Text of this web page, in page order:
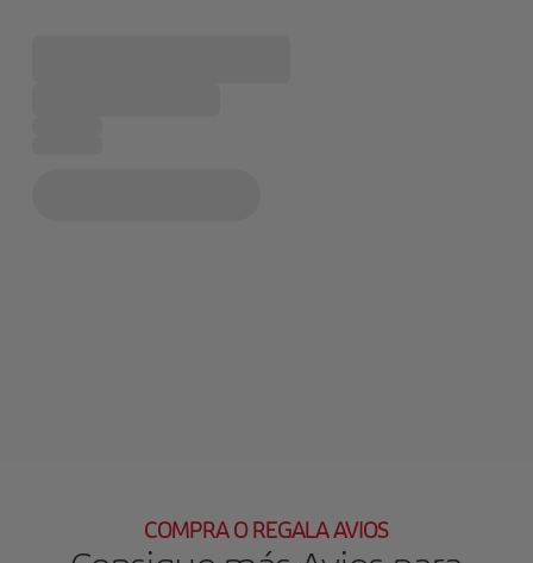
COMPRA O REGALA AVIOS